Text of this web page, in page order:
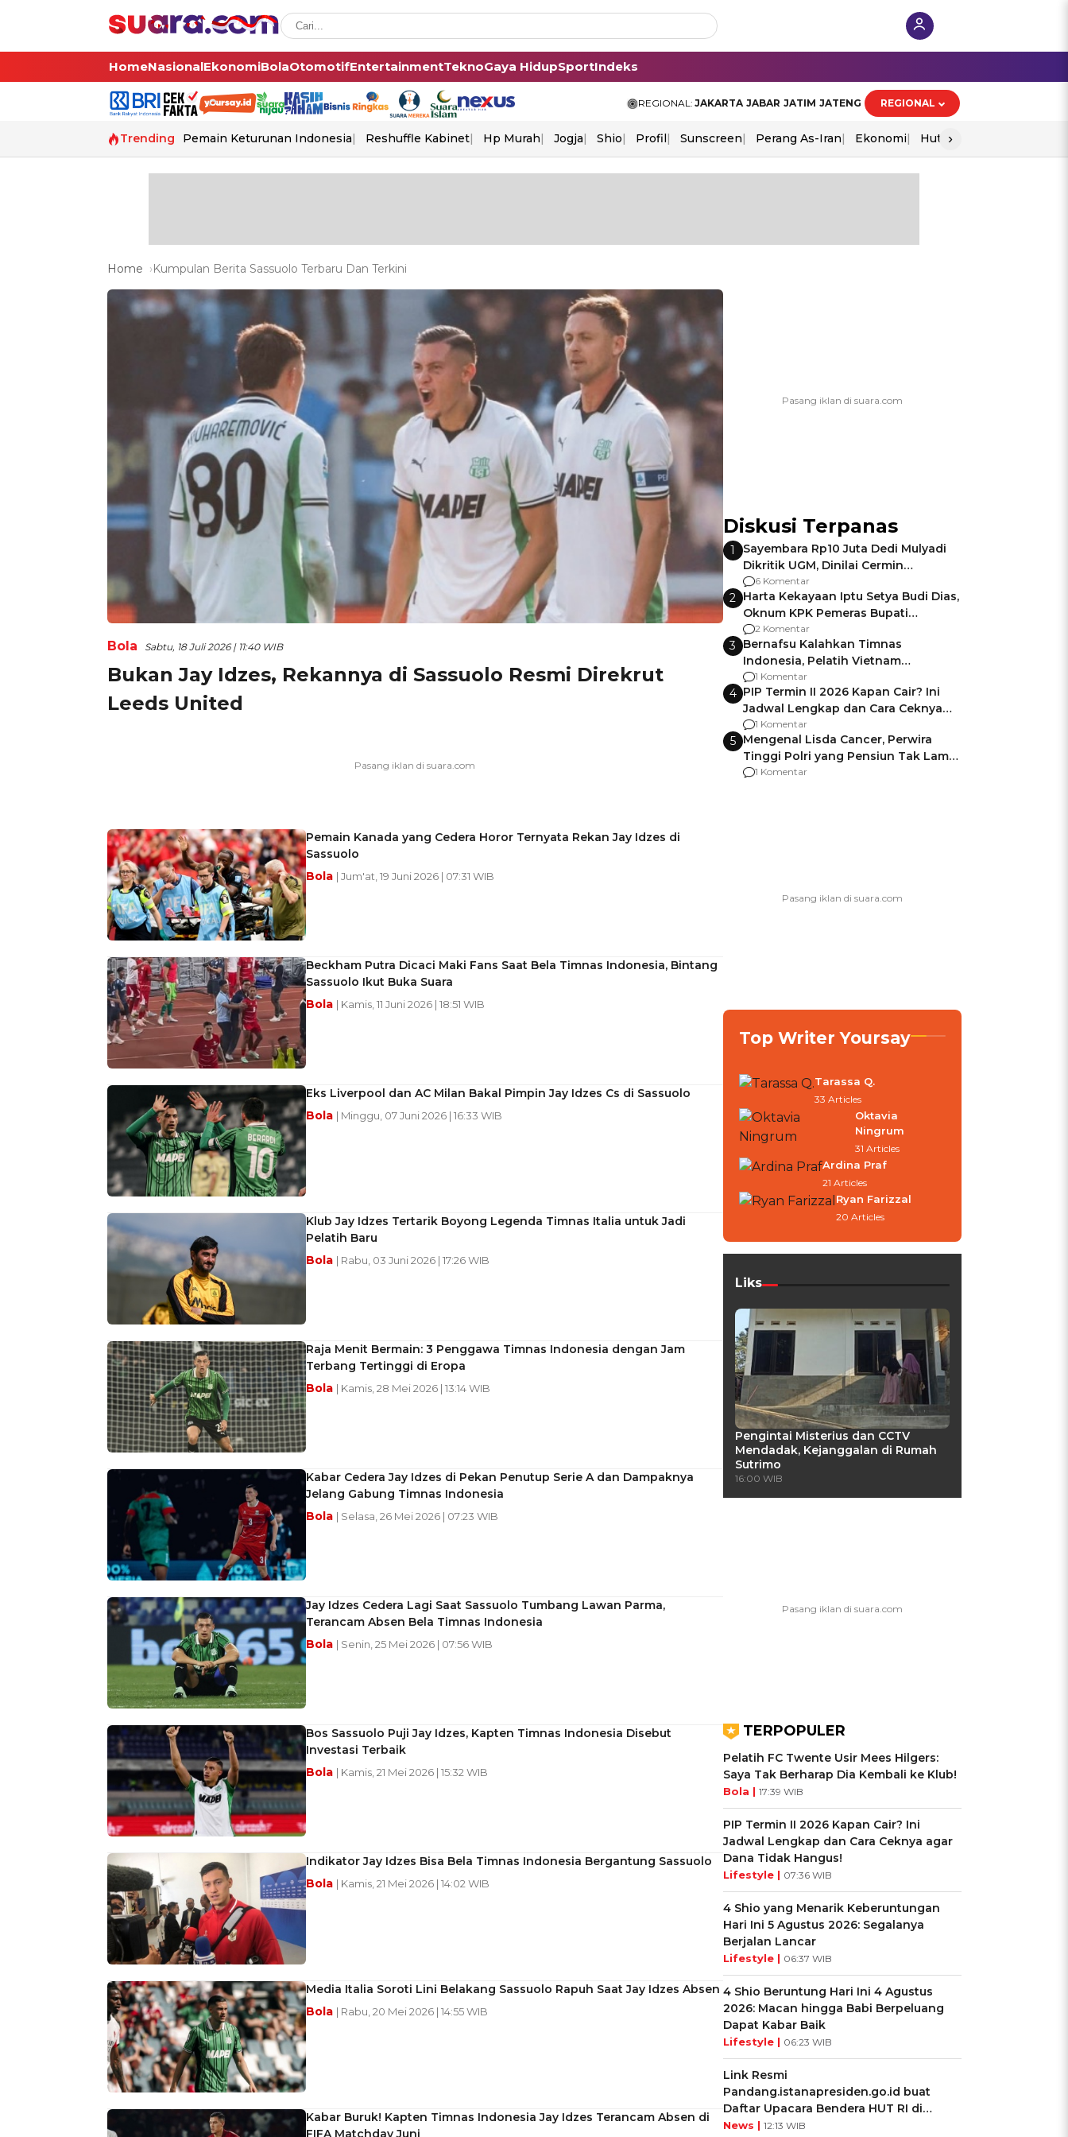
HomeNasionalEkonomiBolaOtomotifEntertainmentTeknoGaya HidupSportIndeks
REGIONAL: JAKARTA JABAR JATIM JATENG REGIONAL
Trending Pemain Keturunan Indonesia Reshuffle Kabinet Hp Murah Jogja Shio Profil Sunscreen Perang As-Iran Ekonomi Hut Ri
›
Home Kumpulan Berita Sassuolo Terbaru Dan Terkini
Bola Sabtu, 18 Juli 2026 | 11:40 WIB
Bukan Jay Idzes, Rekannya di Sassuolo Resmi Direkrut
Leeds United
Pemain Kanada yang Cedera Horor Ternyata Rekan Jay Idzes di
Sassuolo
Bola | Jum'at, 19 Juni 2026 | 07:31 WIB
Beckham Putra Dicaci Maki Fans Saat Bela Timnas Indonesia, Bintang
Sassuolo Ikut Buka Suara
Bola | Kamis, 11 Juni 2026 | 18:51 WIB
Eks Liverpool dan AC Milan Bakal Pimpin Jay Idzes Cs di Sassuolo
Bola | Minggu, 07 Juni 2026 | 16:33 WIB
Klub Jay Idzes Tertarik Boyong Legenda Timnas Italia untuk Jadi
Pelatih Baru
Bola | Rabu, 03 Juni 2026 | 17:26 WIB
Raja Menit Bermain: 3 Penggawa Timnas Indonesia dengan Jam
Terbang Tertinggi di Eropa
Bola | Kamis, 28 Mei 2026 | 13:14 WIB
Kabar Cedera Jay Idzes di Pekan Penutup Serie A dan Dampaknya
Jelang Gabung Timnas Indonesia
Bola | Selasa, 26 Mei 2026 | 07:23 WIB
Jay Idzes Cedera Lagi Saat Sassuolo Tumbang Lawan Parma,
Terancam Absen Bela Timnas Indonesia
Bola | Senin, 25 Mei 2026 | 07:56 WIB
Bos Sassuolo Puji Jay Idzes, Kapten Timnas Indonesia Disebut
Investasi Terbaik
Bola | Kamis, 21 Mei 2026 | 15:32 WIB
Indikator Jay Idzes Bisa Bela Timnas Indonesia Bergantung Sassuolo
Bola | Kamis, 21 Mei 2026 | 14:02 WIB
Media Italia Soroti Lini Belakang Sassuolo Rapuh Saat Jay Idzes Absen
Bola | Rabu, 20 Mei 2026 | 14:55 WIB
Kabar Buruk! Kapten Timnas Indonesia Jay Idzes Terancam Absen di
FIFA Matchday Juni
Diskusi Terpanas
1
Sayembara Rp10 Juta Dedi Mulyadi
Dikritik UGM, Dinilai Cermin
Gagalnya Negara Jamin Keamanan
6 Komentar
2 Harta Kekayaan Iptu Setya Budi Dias,
Oknum KPK Pemeras Bupati
Pemalang
2 Komentar
3 Bernafsu Kalahkan Timnas
Indonesia, Pelatih Vietnam
Berencana Pakai Jimat di Pakansari
1 Komentar
4 PIP Termin II 2026 Kapan Cair? Ini
Jadwal Lengkap dan Cara Ceknya
agar Dana Tidak Hangus!
1 Komentar
5 Mengenal Lisda Cancer, Perwira
Tinggi Polri yang Pensiun Tak Lama
Usai Jadi Brigjen
1 Komentar
Top Writer Yoursay
Tarassa Q.
33 Articles
Oktavia
Ningrum
31 Articles
Ardina Praf
21 Articles
Ryan Farizzal
20 Articles
Liks
Pengintai Misterius dan CCTV
Mendadak, Kejanggalan di Rumah
Sutrimo
16:00 WIB
TERPOPULER
Pelatih FC Twente Usir Mees Hilgers:
Saya Tak Berharap Dia Kembali ke Klub!
Bola | 17:39 WIB
PIP Termin II 2026 Kapan Cair? Ini
Jadwal Lengkap dan Cara Ceknya agar
Dana Tidak Hangus!
Lifestyle | 07:36 WIB
4 Shio yang Menarik Keberuntungan
Hari Ini 5 Agustus 2026: Segalanya
Berjalan Lancar
Lifestyle | 06:37 WIB
4 Shio Beruntung Hari Ini 4 Agustus
2026: Macan hingga Babi Berpeluang
Dapat Kabar Baik
Lifestyle | 06:23 WIB
Link Resmi
Pandang.istanapresiden.go.id buat
Daftar Upacara Bendera HUT RI di
Istana Negara
News | 12:13 WIB